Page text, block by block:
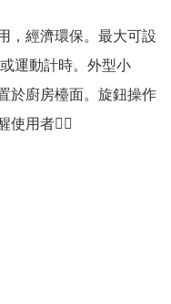
，經濟環保。最大可設
運動計時。外型小
於廚房檯面。旋鈕操作
用者👍🏻